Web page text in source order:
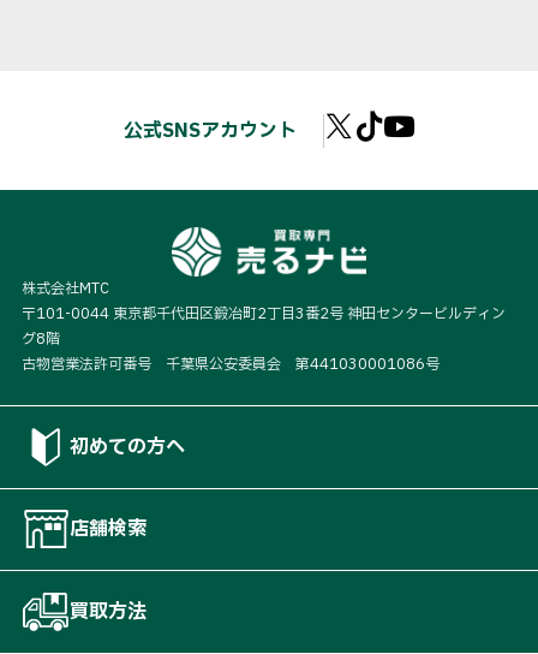
公式SNSアカウント
株式会社MTC
〒101-0044 東京都千代田区鍛冶町2丁目3番2号 神田センタービルディン
グ8階
古物営業法許可番号 千葉県公安委員会 第441030001086号
初めての方へ
店舗検索
買取方法